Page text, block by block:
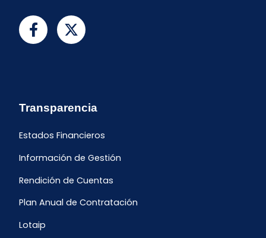
Transparencia
Estados Financieros
Información de Gestión
Rendición de Cuentas
Plan Anual de Contratación
Lotaip